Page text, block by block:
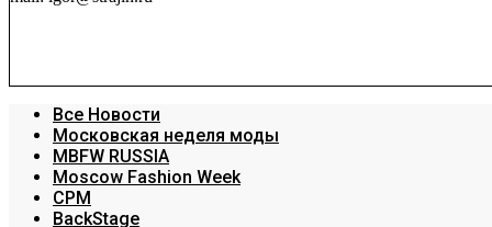
Все Новости
Московская неделя моды
MBFW RUSSIA
Moscow Fashion Week
CPM
BackStage